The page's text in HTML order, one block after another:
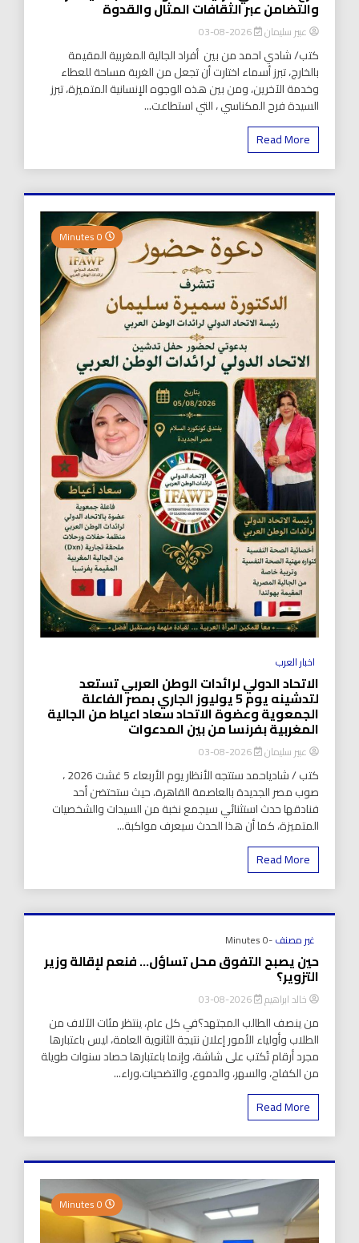
والتضامن عبر الثقافات المثال والقدوة
عبير سليمان 2026-08-03
كتب/ شادي احمد من بين أفراد الجالية المغربية المقيمة
بالخارج، تبرز أسماء اختارت أن تجعل من الغربة مساحة للعطاء
وخدمة الآخرين، ومن بين هذه الوجوه الإنسانية المتميزة، تبرز
السيدة فرح المكناسي ، التي استطاعت...
Read More
اخبار العرب
الاتحاد الدولي لرائدات الوطن العربي تستعد
لتدشينه يوم 5 يوليوز الجاري بمصر الفاعلة
الجمعوية وعضوة الاتحاد سعاد اعياط من الجالية
المغربية بفرنسا من بين المدعوات
عبير سليمان 2026-08-03
كتب / شادياحمد ستتجه الأنظار يوم الأربعاء 5 غشت 2026 ،
صوب مصر الجديدة بالعاصمة القاهرة، حيث ستحتضن أحد
فنادقها حدث استثنائي سيجمع نخبة من السيدات والشخصيات
المتميزة، كما أن هذا الحدث سيعرف مواكبة...
Read More
غير مصنف-0 Minutes
حين يصبح التفوق محل تساؤل… فنعم لإقالة وزير
التزوير؟
خالد ابراهيم 2026-08-03
من ينصف الطالب المجتهد؟في كل عام، ينتظر مئات الآلاف من
الطلاب وأولياء الأمور إعلان نتيجة الثانوية العامة، ليس باعتبارها
مجرد أرقام تُكتب على شاشة، وإنما باعتبارها حصاد سنوات طويلة
من الكفاح، والسهر، والدموع، والتضحيات.وراء...
Read More